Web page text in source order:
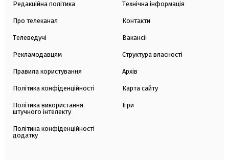
Редакційна політика
Про телеканал
Телеведучі
Рекламодавцям
Правила користування
Політика конфіденційності
Політика використання
штучного інтелекту
Політика конфіденційності
додатку
Технічна інформація
Контакти
Вакансії
Структура власності
Архів
Карта сайту
Ігри